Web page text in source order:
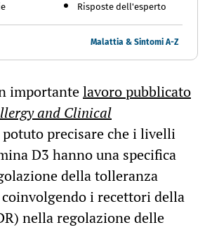
Risposte dell'esperto
Malattia & Sintomi A-Z
importantelavoro pubblicato
and Clinical
precisare che i livelli
D3 hanno una specifica
della tolleranza
i recettori della
nella regolazione delle